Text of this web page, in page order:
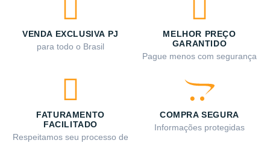
VENDA EXCLUSIVA PJ
para todo o Brasil
MELHOR PREÇO
GARANTIDO
Pague menos com segurança
FATURAMENTO
FACILITADO
Respeitamos seu processo de
COMPRA SEGURA
Informações protegidas